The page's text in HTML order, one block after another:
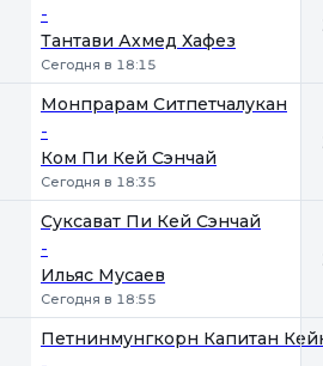
-
Тантави Ахмед Хафез
Сегодня в 18:15
Монпрарам Ситпетчалукан
-
Ком Пи Кей Сэнчай
Сегодня в 18:35
Суксават Пи Кей Сэнчай
-
Ильяс Мусаев
Сегодня в 18:55
Петнинмунгкорн Капитан